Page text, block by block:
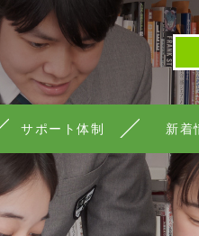
サポート体制 新着